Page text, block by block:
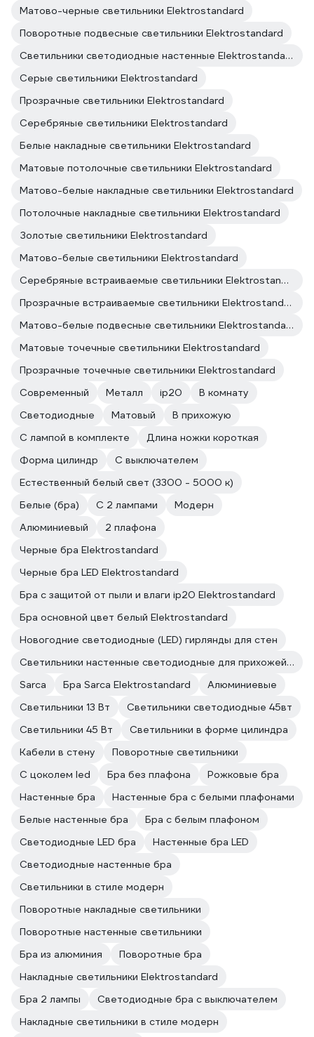
Матово-черные светильники Elektrostandard
Поворотные подвесные светильники Elektrostandard
Светильники светодиодные настенные Elektrostandard
Серые светильники Elektrostandard
Прозрачные светильники Elektrostandard
Серебряные светильники Elektrostandard
Белые накладные светильники Elektrostandard
Матовые потолочные светильники Elektrostandard
Матово-белые накладные светильники Elektrostandard
Потолочные накладные светильники Elektrostandard
Золотые светильники Elektrostandard
Матово-белые светильники Elektrostandard
Серебряные встраиваемые светильники Elektrostandard
Прозрачные встраиваемые светильники Elektrostandard
Матово-белые подвесные светильники Elektrostandard
Матовые точечные светильники Elektrostandard
Прозрачные точечные светильники Elektrostandard
Современный
Металл ip20
В комнату
Светодиодные
Матовый
В прихожую
С лампой в комплекте
Длина ножки короткая
Форма цилиндр
С выключателем
Естественный белый свет (3300 - 5000 к)
Белые (бра)
С 2 лампами
Модерн
Алюминиевый
2 плафона
Черные бра Elektrostandard
Черные бра LED Elektrostandard
Бра с защитой от пыли и влаги ip20 Elektrostandard
Бра основной цвет белый Elektrostandard
Новогодние светодиодные (LED) гирлянды для стен
Светильники настенные светодиодные для прихожей и коридора
Sarca
Бра Sarca Elektrostandard
Алюминиевые
Светильники 13 Вт
Светильники светодиодные 45вт
Светильники 45 Вт
Светильники в форме цилиндра
Кабели в стену
Поворотные светильники
С цоколем led
Бра без плафона
Рожковые бра
Настенные бра
Настенные бра с белыми плафонами
Белые настенные бра
Бра с белым плафоном
Светодиодные LED бра
Настенные бра LED
Светодиодные настенные бра
Светильники в стиле модерн
Поворотные накладные светильники
Поворотные настенные светильники
Бра из алюминия
Поворотные бра
Накладные светильники Elektrostandard
Бра 2 лампы
Светодиодные бра с выключателем
Накладные светильники в стиле модерн